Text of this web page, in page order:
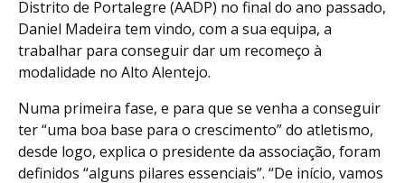
Distrito de Portalegre (AADP) no final do ano passado,
Daniel Madeira tem vindo, com a sua equipa, a
trabalhar para conseguir dar um recomeço à
modalidade no Alto Alentejo.
Numa primeira fase, e para que se venha a conseguir
ter “uma boa base para o crescimento” do atletismo,
desde logo, explica o presidente da associação, foram
definidos “alguns pilares essenciais”. “De início, vamos